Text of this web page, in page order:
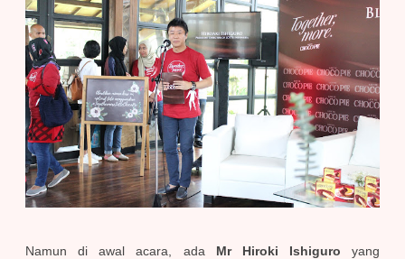
Namun di awal acara, ada Mr Hiroki Ishiguro yang